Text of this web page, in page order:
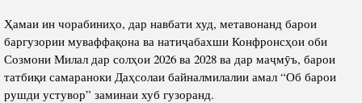
Ҳамаи ин чорабиниҳо, дар навбати худ, метавонанд барои
баргузории муваффақона ва натиҷабахши Конфронсҳои оби
Созмони Милал дар солҳои 2026 ва 2028 ва дар маҷмӯъ, барои
татбиқи самараноки Даҳсолаи байналмилалии амал “Об барои
рушди устувор” заминаи хуб гузоранд.